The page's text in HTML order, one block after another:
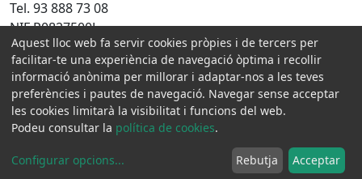
Tel. 93 888 73 08
NIF P0827500J
Amb la col·laboració de:
Aquest lloc web fa servir cookies pròpies i de tercers per
facilitar-te una experiència de navegació òptima i recollir
informació anònima per millorar i adaptar-nos a les teves
preferències i pautes de navegació. Navegar sense acceptar
les cookies limitarà la visibilitat i funcions del web.
Podeu consultar la política de cookies.
Configurar opcions... Rebutja Acceptar